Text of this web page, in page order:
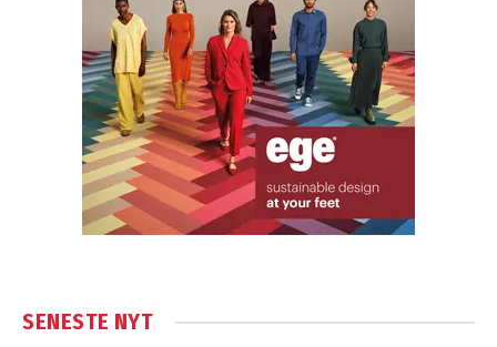
SENESTE NYT